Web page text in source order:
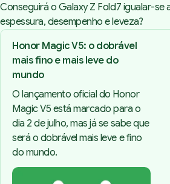
Conseguirá o Galaxy Z Fold7 igualar-se
espessura, desempenho e leveza?
Honor Magic V5: o dobrável
mais fino e mais leve do
mundo
O lançamento oficial do Honor
Magic V5 está marcado para o
dia 2 de julho, mas já se sabe que
será o dobrável mais leve e fino
do mundo.